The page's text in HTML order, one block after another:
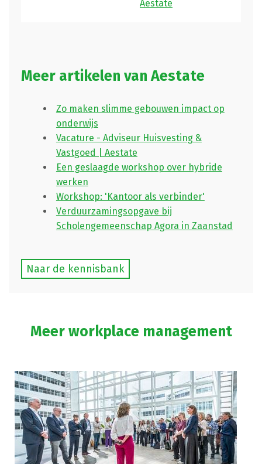
Aestate
Meer artikelen van Aestate
Zo maken slimme gebouwen impact op
onderwijs
Vacature - Adviseur Huisvesting &
Vastgoed | Aestate
Een geslaagde workshop over hybride
werken
Workshop: 'Kantoor als verbinder'
Verduurzamingsopgave bij
Scholengemeenschap Agora in Zaanstad
Naar de kennisbank
Meer workplace management